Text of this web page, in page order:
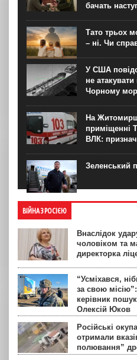
бачать
Тато трьох
– ні. Чи
У США
не атакувати
Чорному
На
приміщенні
ВЛК:
Зеленський
ВІЙНА З РОСІЄЮ
Внаслідок
чоловіком та
директорка
“Усміхався,
за свою
керівник
Олексій Юков
Російські
отримали
полювання”